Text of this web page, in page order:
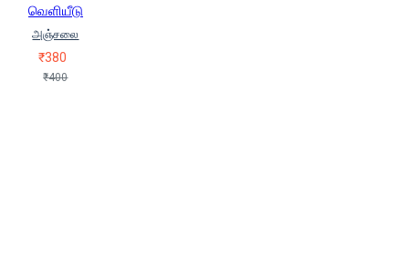
வெளியீடு
அஞ்சலை
₹380
₹400